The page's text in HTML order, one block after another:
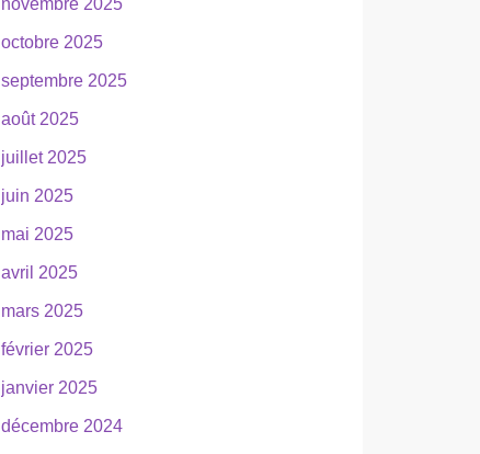
novembre 2025
octobre 2025
septembre 2025
août 2025
juillet 2025
juin 2025
mai 2025
avril 2025
mars 2025
février 2025
janvier 2025
décembre 2024